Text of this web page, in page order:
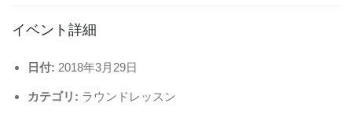
イベント詳細
日付: 2018年3月29日
カテゴリ: ラウンドレッスン